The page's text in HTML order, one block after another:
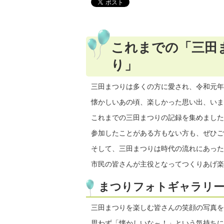
これまでの「三田
り」
三田まつりは多くの方に愛され、令和元
懐かしいあの頃、楽しかった思い出、い
これまでの三田まつりの記録を集めまし
参加したことがある方もない方も、ぜひ
そして、三田まつりは時代の流れにあっ
市民の皆さんが主役となってつくりあげ
まつりフォトギャラリー
三田まつりを楽しむ皆さんの笑顔の写真